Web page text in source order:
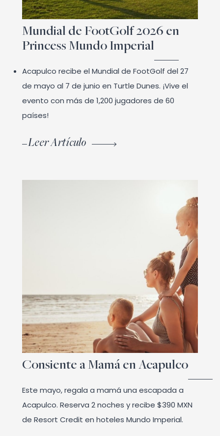
Mundial de FootGolf 2026 en
Princess Mundo Imperial
Acapulco recibe el Mundial de FootGolf del 27
de mayo al 7 de junio en Turtle Dunes. ¡Vive el
evento con más de 1,200 jugadores de 60
países!
Leer Artículo
Consiente a Mamá en Acapulco
Este mayo, regala a mamá una escapada a
Acapulco. Reserva 2 noches y recibe $390 MXN
de Resort Credit en hoteles Mundo Imperial.